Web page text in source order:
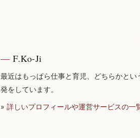
F.Ko-Ji
最近はもっぱら仕事と育児、どちらかと
発をしています。
» 詳しいプロフィールや運営サービスの一